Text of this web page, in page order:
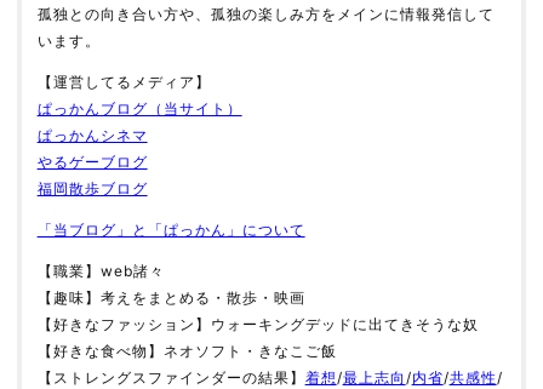
孤独との向き合い方や、孤独の楽しみ方をメインに情報発信して
います。
【運営してるメディア】
ぱっかんブログ（当サイト）
ぱっかんシネマ
やるゲーブログ
福岡散歩ブログ
「当ブログ」と「ぱっかん」について
【職業】web諸々
【趣味】考えをまとめる・散歩・映画
【好きなファッション】ウォーキングデッドに出てきそうな奴
【好きな食べ物】ネオソフト・きなこご飯
【ストレングスファインダーの結果】 着想/最上志向 /内省/共感性/